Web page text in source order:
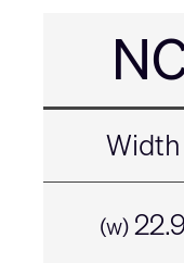
Width
(w)22.9